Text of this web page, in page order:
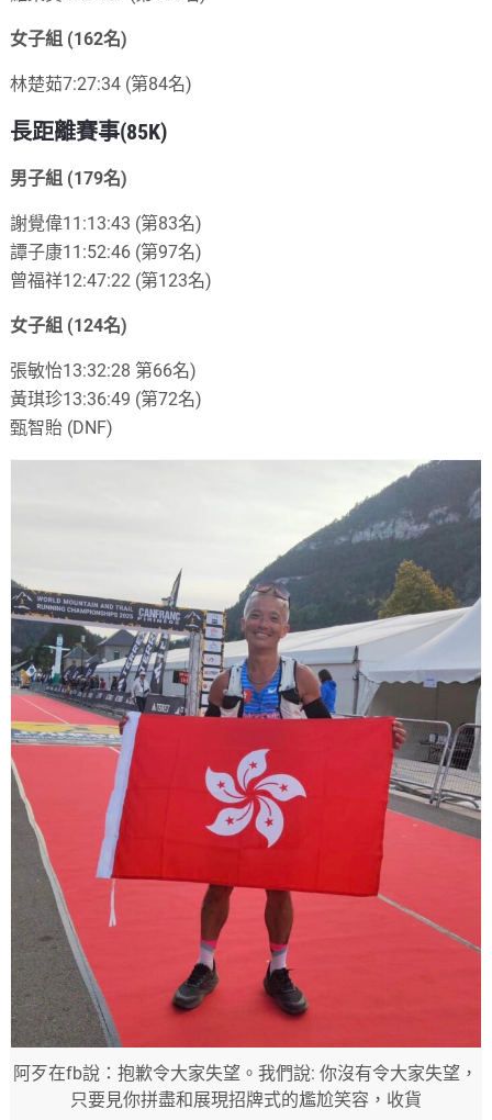
女子組 (162名)
林楚茹7:27:34 (第84名)
長距離賽事(85K)
男子組 (179名)
謝覺偉11:13:43 (第83名)
譚子康11:52:46 (第97名)
曾福祥12:47:22 (第123名)
女子組 (124名)
張敏怡13:32:28 第66名)
黃琪珍13:36:49 (第72名)
甄智貽 (DNF)
阿歹在fb說：抱歉令大家失望。我們說: 你沒有令大家失望，
只要見你拼盡和展現招牌式的尷尬笑容，收貨